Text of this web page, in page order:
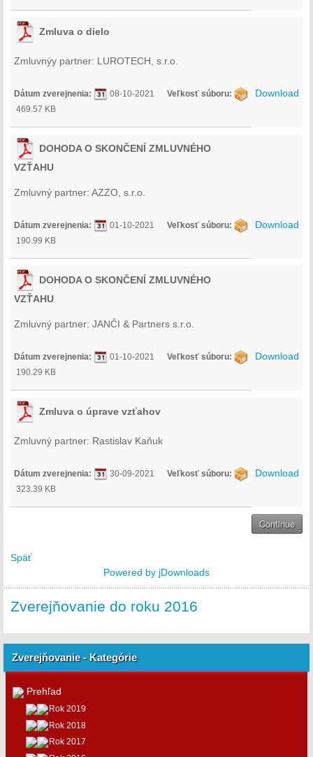
Zmluva o dielo
Zmluvnýy partner: LUROTECH, s.r.o.
Dátum zverejnenia: 08-10-2021 Veľkosť súboru:
469.57 KB
Download
DOHODA O SKONČENÍ ZMLUVNÉHO
VZŤAHU
Zmluvný partner: AZZO, s.r.o.
Dátum zverejnenia: 01-10-2021 Veľkosť súboru:
190.99 KB
Download
DOHODA O SKONČENÍ ZMLUVNÉHO
VZŤAHU
Zmluvný partner: JANČI & Partners s.r.o.
Dátum zverejnenia: 01-10-2021 Veľkosť súboru:
190.29 KB
Download
Zmluva o úprave vzťahov
Zmluvný partner: Rastislav Kaňuk
Dátum zverejnenia: 30-09-2021 Veľkosť súboru:
323.39 KB
Download
Späť
Powered by jDownloads
Zverejňovanie do roku 2016
Zverejňovanie - Kategórie
Prehľad
Rok 2019
Rok 2018
Rok 2017